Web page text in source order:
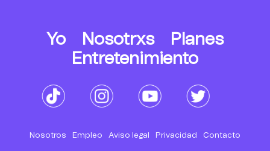
Yo Nosotrxs
Planes
Entretenimiento
Nosotros Empleo Aviso legal Privacidad Contacto